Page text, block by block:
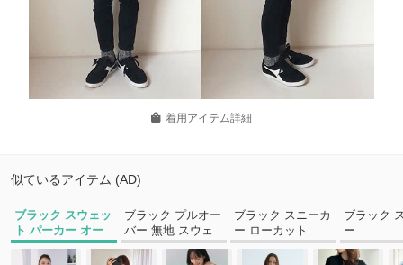
着用アイテム詳細